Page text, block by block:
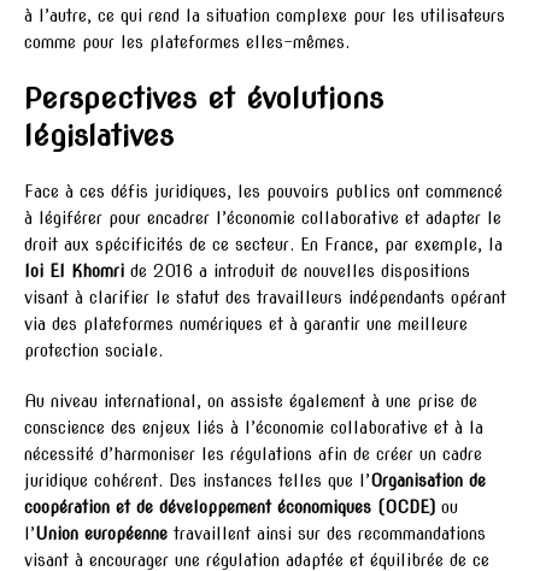
à l’autre, ce qui rend la situation complexe pour les utilisateurs
comme pour les plateformes elles-mêmes.
Perspectives et évolutions
législatives
Face à ces défis juridiques, les pouvoirs publics ont commencé
à légiférer pour encadrer l’économie collaborative et adapter le
droit aux spécificités de ce secteur. En France, par exemple, la
loi El Khomri de 2016 a introduit de nouvelles dispositions
visant à clarifier le statut des travailleurs indépendants opérant
via des plateformes numériques et à garantir une meilleure
protection sociale.
Au niveau international, on assiste également à une prise de
conscience des enjeux liés à l’économie collaborative et à la
nécessité d’harmoniser les régulations afin de créer un cadre
juridique cohérent. Des instances telles que l’Organisation de
coopération et de développement économiques (OCDE) ou
l’Union européenne travaillent ainsi sur des recommandations
visant à encourager une régulation adaptée et équilibrée de ce